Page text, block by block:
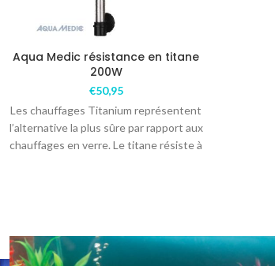
Aqua Medic résistance en titane
200W
€50,95
Les chauffages Titanium représentent
l’alternative la plus sûre par rapport aux
chauffages en verre. Le titane résiste à